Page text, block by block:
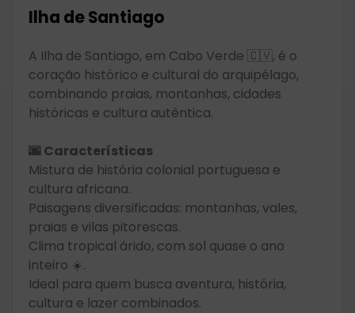
Ilha de Santiago
A Ilha de Santiago, em Cabo Verde 🇨🇻, é o
coração histórico e cultural do arquipélago,
combinando praias, montanhas, cidades
históricas e cultura autêntica.
🌆 Características
Mistura de história colonial portuguesa e
cultura africana.
Paisagens diversificadas: montanhas, vales,
praias e vilas pitorescas.
Clima tropical árido, com sol quase o ano
inteiro ☀️.
Ideal para quem busca aventura, história,
cultura e lazer combinados.